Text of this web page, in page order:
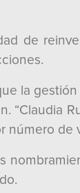
de
la
“Claudia
número de